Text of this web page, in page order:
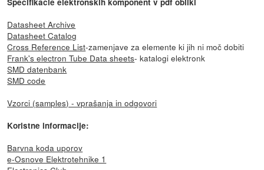
Datasheet Archive
Datasheet Catalog
Cross Reference List-zamenjave za elemente ki jih ni moč dobiti
Frank's electron Tube Data sheets- katalogi elektronk
SMD datenbank
SMD code
Vzorci (samples) - vprašanja in odgovori
Koristne informacije:
Barvna koda uporov
e-Osnove Elektrotehnike 1